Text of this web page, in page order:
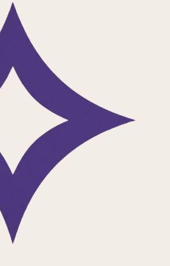
کتاب سبک زندگی
جدیدترین مقالات، معرفی کتاب‌ها،